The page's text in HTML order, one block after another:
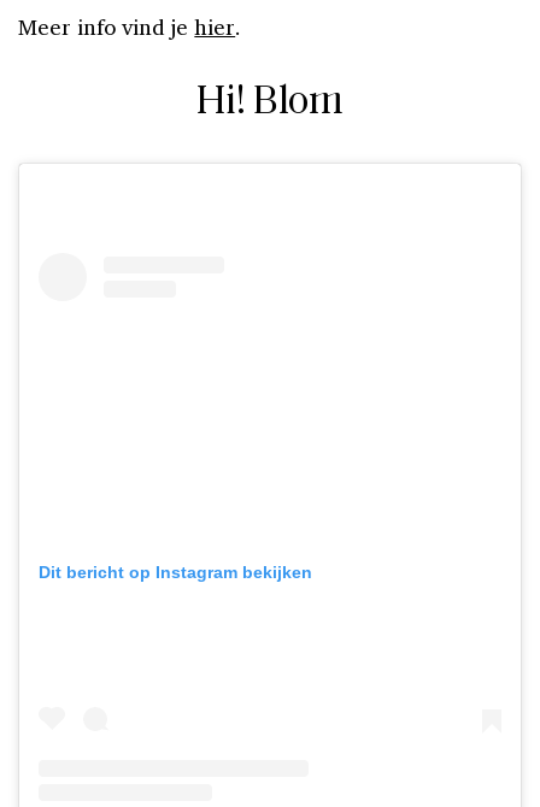
Meer info vind jehier.
Hi! Blom
Dit bericht op Instagram bekijken